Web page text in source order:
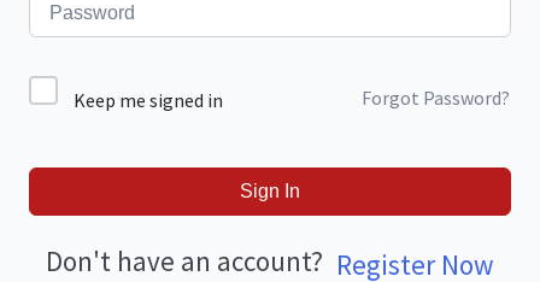
Keep me signed in Forgot Password?
Sign In
Don't have an account? Register Now